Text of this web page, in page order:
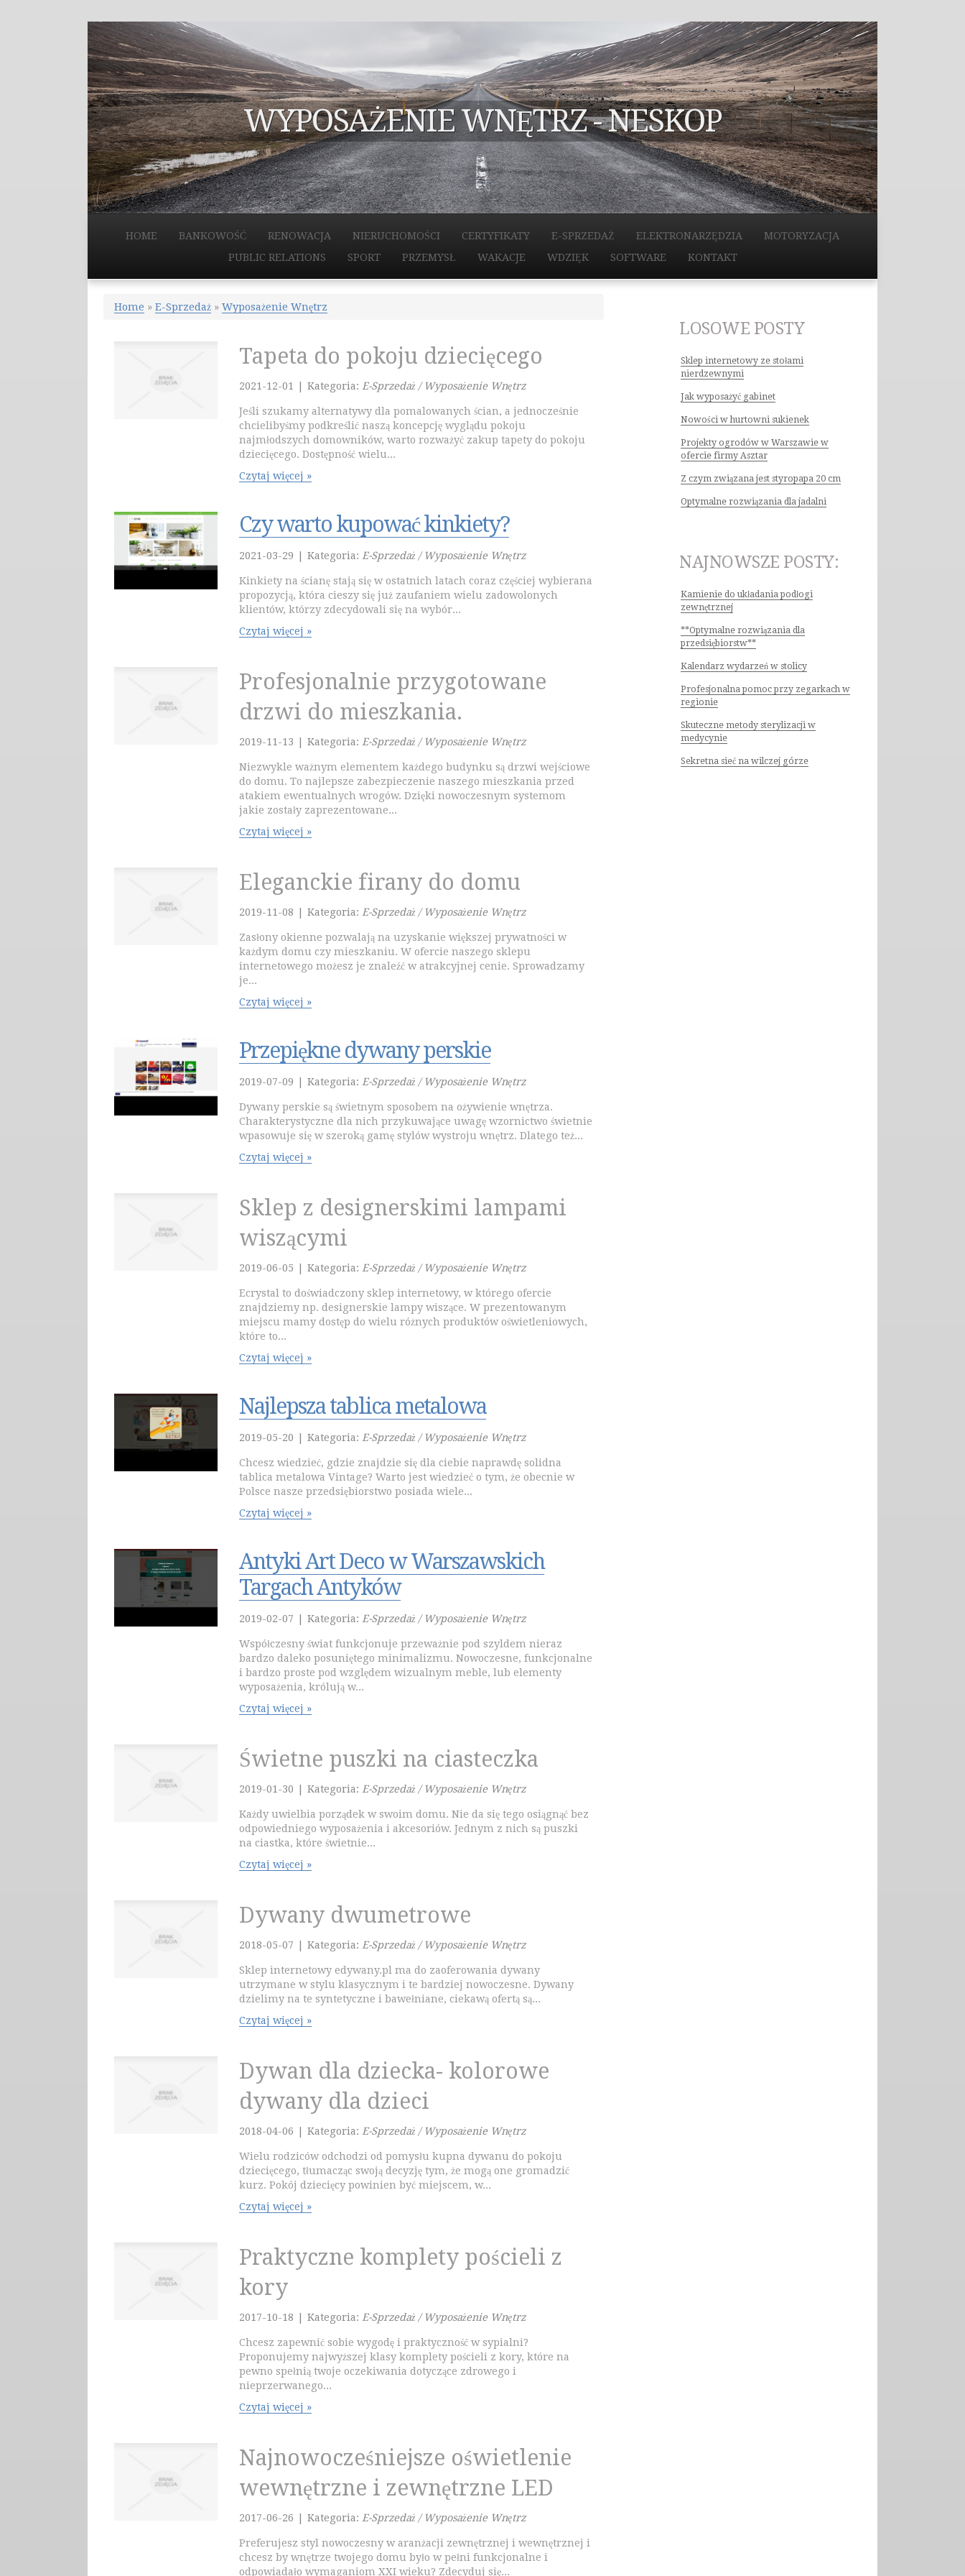
WYPOSAŻENIE WNĘTRZ - NESKOP
HOME BANKOWOŚĆ RENOWACJA NIERUCHOMOŚCI CERTYFIKATY E-SPRZEDAŻ ELEKTRONARZĘDZIA
MOTORYZACJA
PUBLIC RELATIONS
SPORT PRZEMYSŁ WAKACJE WDZIĘK SOFTWARE KONTAKT
Home » E-Sprzedaż » Wyposażenie Wnętrz
Tapeta do pokoju dziecięcego
2021-12-01 Kategoria: E-Sprzedaż / Wyposażenie Wnętrz
Jeśli szukamy alternatywy dla pomalowanych ścian, a jednocześnie
chcielibyśmy podkreślić naszą koncepcję wyglądu pokoju
najmłodszych domowników, warto rozważyć zakup tapety do pokoju
dziecięcego. Dostępność wielu...
Czytaj więcej »
Czy warto kupować kinkiety?
2021-03-29 Kategoria: E-Sprzedaż / Wyposażenie Wnętrz
Kinkiety na ścianę stają się w ostatnich latach coraz częściej wybierana
propozycją, która cieszy się już zaufaniem wielu zadowolonych
klientów, którzy zdecydowali się na wybór...
Czytaj więcej »
Profesjonalnie przygotowane
drzwi do mieszkania.
2019-11-13 Kategoria: E-Sprzedaż / Wyposażenie Wnętrz
Niezwykle ważnym elementem każdego budynku są drzwi wejściowe
do domu. To najlepsze zabezpieczenie naszego mieszkania przed
atakiem ewentualnych wrogów. Dzięki nowoczesnym systemom
jakie zostały zaprezentowane...
Czytaj więcej »
Eleganckie firany do domu
2019-11-08 Kategoria: E-Sprzedaż / Wyposażenie Wnętrz
Zasłony okienne pozwalają na uzyskanie większej prywatności w
każdym domu czy mieszkaniu. W ofercie naszego sklepu
internetowego możesz je znaleźć w atrakcyjnej cenie. Sprowadzamy
je...
Czytaj więcej »
Przepiękne dywany perskie
2019-07-09 Kategoria: E-Sprzedaż / Wyposażenie Wnętrz
Dywany perskie są świetnym sposobem na ożywienie wnętrza.
Charakterystyczne dla nich przykuwające uwagę wzornictwo świetnie
wpasowuje się w szeroką gamę stylów wystroju wnętrz. Dlatego też...
Czytaj więcej »
Sklep z designerskimi lampami
wiszącymi
2019-06-05 Kategoria: E-Sprzedaż / Wyposażenie Wnętrz
Ecrystal to doświadczony sklep internetowy, w którego ofercie
znajdziemy np. designerskie lampy wiszące. W prezentowanym
miejscu mamy dostęp do wielu różnych produktów oświetleniowych,
które to...
Czytaj więcej »
Najlepsza tablica metalowa
2019-05-20 Kategoria: E-Sprzedaż / Wyposażenie Wnętrz
Chcesz wiedzieć, gdzie znajdzie się dla ciebie naprawdę solidna
tablica metalowa Vintage? Warto jest wiedzieć o tym, że obecnie w
Polsce nasze przedsiębiorstwo posiada wiele...
Czytaj więcej »
Antyki Art Deco w Warszawskich
Targach Antyków
2019-02-07 Kategoria: E-Sprzedaż / Wyposażenie Wnętrz
Współczesny świat funkcjonuje przeważnie pod szyldem nieraz
bardzo daleko posuniętego minimalizmu. Nowoczesne, funkcjonalne
i bardzo proste pod względem wizualnym meble, lub elementy
wyposażenia, królują w...
Czytaj więcej »
Świetne puszki na ciasteczka
2019-01-30 Kategoria: E-Sprzedaż / Wyposażenie Wnętrz
Każdy uwielbia porządek w swoim domu. Nie da się tego osiągnąć bez
odpowiedniego wyposażenia i akcesoriów. Jednym z nich są puszki
na ciastka, które świetnie...
Czytaj więcej »
Dywany dwumetrowe
2018-05-07 Kategoria: E-Sprzedaż / Wyposażenie Wnętrz
Sklep internetowy edywany.pl ma do zaoferowania dywany
utrzymane w stylu klasycznym i te bardziej nowoczesne. Dywany
dzielimy na te syntetyczne i bawełniane, ciekawą ofertą są...
Czytaj więcej »
Dywan dla dziecka- kolorowe
dywany dla dzieci
2018-04-06 Kategoria: E-Sprzedaż / Wyposażenie Wnętrz
Wielu rodziców odchodzi od pomysłu kupna dywanu do pokoju
dziecięcego, tłumacząc swoją decyzję tym, że mogą one gromadzić
kurz. Pokój dziecięcy powinien być miejscem, w...
Czytaj więcej »
Praktyczne komplety pościeli z
kory
2017-10-18 Kategoria: E-Sprzedaż / Wyposażenie Wnętrz
Chcesz zapewnić sobie wygodę i praktyczność w sypialni?
Proponujemy najwyższej klasy komplety pościeli z kory, które na
pewno spełnią twoje oczekiwania dotyczące zdrowego i
nieprzerwanego...
Czytaj więcej »
Najnowocześniejsze oświetlenie
wewnętrzne i zewnętrzne LED
2017-06-26 Kategoria: E-Sprzedaż / Wyposażenie Wnętrz
Preferujesz styl nowoczesny w aranżacji zewnętrznej i wewnętrznej i
chcesz by wnętrze twojego domu było w pełni funkcjonalne i
odpowiadało wymaganiom XXI wieku? Zdecyduj się...
LOSOWE POSTY
Sklep internetowy ze stołami
nierdzewnymi
Jak wyposażyć gabinet
Nowości w hurtowni sukienek
Projekty ogrodów w Warszawie w
ofercie firmy Asztar
Z czym związana jest styropapa 20 cm
Optymalne rozwiązania dla jadalni
NAJNOWSZE POSTY:
Kamienie do układania podłogi
zewnętrznej
**Optymalne rozwiązania dla
przedsiębiorstw**
Kalendarz wydarzeń w stolicy
Profesjonalna pomoc przy zegarkach w
regionie
Skuteczne metody sterylizacji w
medycynie
Sekretna sieć na wilczej górze